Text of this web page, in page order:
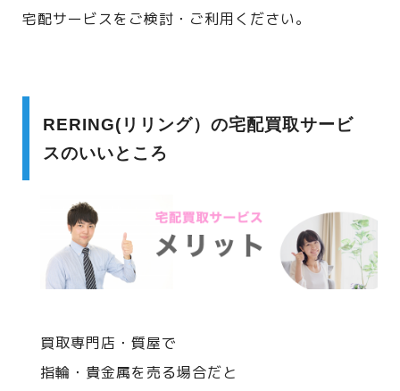
宅配サービスをご検討・ご利用ください。
RERING(リリング）の宅配買取サービ
スのいいところ
買取専門店・質屋で
指輪・貴金属を売る場合だと